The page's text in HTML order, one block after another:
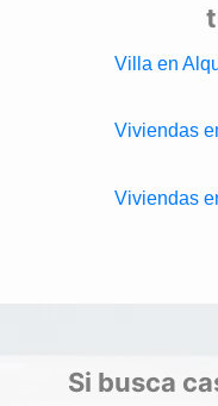
Villa en
Viviendas
Viviendas
Si busca